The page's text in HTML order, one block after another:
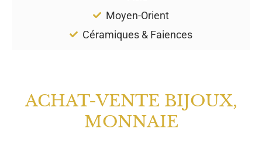
Moyen-Orient
Céramiques & Faiences
ACHAT-VENTE BIJOUX,
MONNAIE